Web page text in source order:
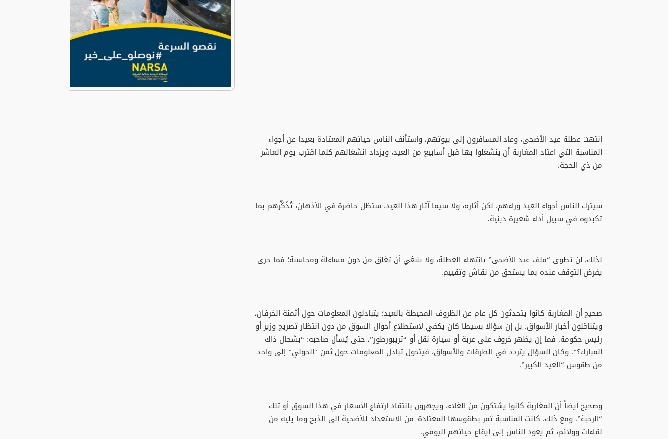
انتهت عطلة عيد الأضحى، وعاد المسافرون إلى بيوتهم، واستأنف الناس حياتهم المعتادة بعيدا عن أجواء
المناسبة التي اعتاد المغاربة أن ينشغلوا بها قبل أسابيع من العيد، ويزداد انشغالهم كلما اقترب يوم العاشر
من ذي الحجة.
سيترك الناس أجواء العيد وراءهم، لكن آثاره، ولا سيما آثار هذا العيد، ستظل حاضرة في الأذهان، تُذَكِّرهم بما
تكبدوه في سبيل أداء شعيرة دينية.
لذلك، لن يُطوى “ملف عيد الأضحى” بانتهاء العطلة، ولا ينبغي أن يُغلق من دون مساءلة ومحاسبة؛ فما جرى
يفرض التوقف عنده بما يستحق من نقاش وتقييم.
صحيح أن المغاربة كانوا يتحدثون كل عام عن الظروف المحيطة بالعيد؛ يتبادلون المعلومات حول أثمنة الخرفان،
ويتناقلون أخبار الأسواق. بل إن سؤالا بسيطا كان يكفي لاستطلاع أحوال السوق من دون انتظار تصريح وزير أو
رئيس حكومة. فما إن يظهر خروف على عربة أو سيارة نقل أو “تريبورطور”، حتى يُسأل صاحبه: “بشحال ذاك
المبارك؟”. وكان السؤال يتردد في الطرقات والأسواق، فيتحول تبادل المعلومات حول ثمن “الحولي” إلى واحد
من طقوس “العيد الكبير”.
وصحيح أيضاً أن المغاربة كانوا يشتكون من الغلاء، ويجهرون بانتقاد ارتفاع الأسعار في هذا السوق أو تلك
“الرحبة”. ومع ذلك، كانت المناسبة تمر بطقوسها المعتادة، من الاستعداد للأضحية إلى الذبح وما يليه من
لقاءات وولائم، ثم يعود الناس إلى إيقاع حياتهم اليومي.